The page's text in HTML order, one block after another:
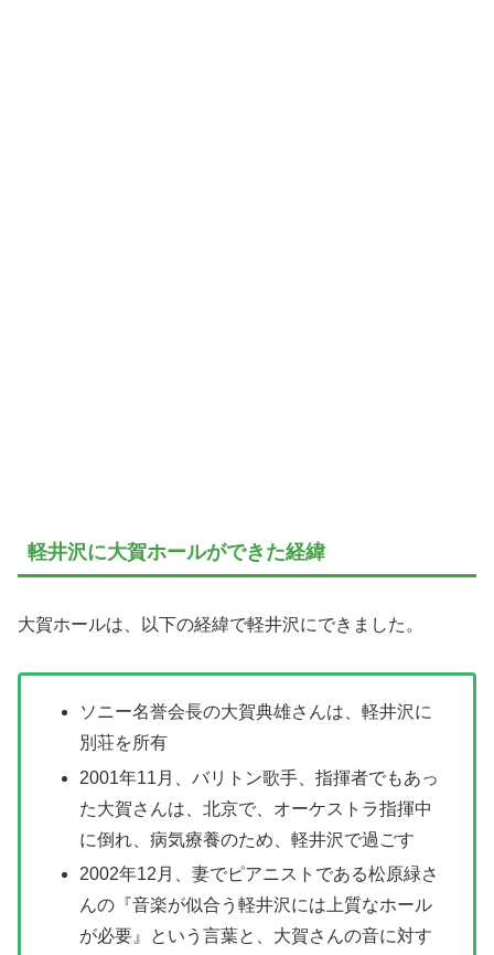
軽井沢に大賀ホールができた経緯
大賀ホールは、以下の経緯で軽井沢にできました。
ソニー名誉会長の大賀典雄さんは、軽井沢に
別荘を所有
2001年11月、バリトン歌手、指揮者でもあっ
た大賀さんは、北京で、オーケストラ指揮中
に倒れ、病気療養のため、軽井沢で過ごす
2002年12月、妻でピアニストである松原緑さ
んの『音楽が似合う軽井沢には上質なホール
が必要』という言葉と、大賀さんの音に対す